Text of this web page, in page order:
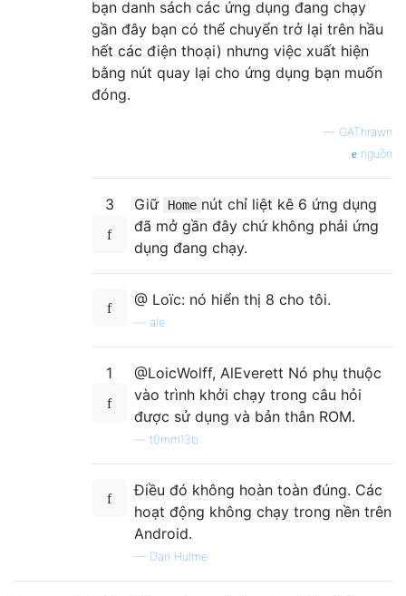
bạn danh sách các ứng dụng đang chạy
gần đây bạn có thể chuyển trở lại trên hầu
hết các điện thoại) nhưng việc xuất hiện
bằng nút quay lại cho ứng dụng bạn muốn
đóng.
— GAThrawn
nguồn
3 Giữ Home nút chỉ liệt kê 6 ứng dụng
đã mở gần đây chứ không phải ứng
dụng đang chạy.
@ Loïc: nó hiển thị 8 cho tôi.
ale
1
@LoicWolff, AlEverett Nó phụ thuộc
vào trình khởi chạy trong câu hỏi
được sử dụng và bản thân ROM.
t0mm13b
Điều đó không hoàn toàn đúng. Các
hoạt động không chạy trong nền trên
Android.
— Dan Hulme